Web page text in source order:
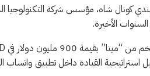
الأخيرة.
القيادة داخل تطبيق واتساب الذي يضم أكثر من 3